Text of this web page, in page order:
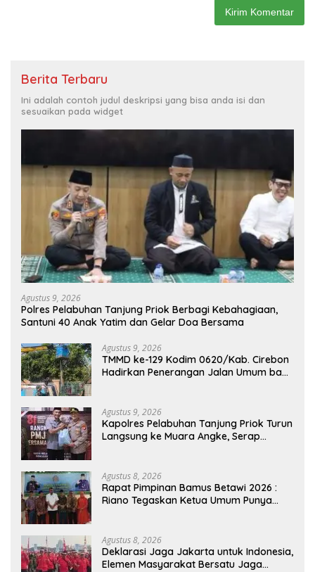
Berita Terbaru
Ini adalah contoh judul deskripsi yang bisa anda isi dan
sesuaikan pada widget
Agustus 9, 2026
Polres Pelabuhan Tanjung Priok Berbagi Kebahagiaan,
Santuni 40 Anak Yatim dan Gelar Doa Bersama
Agustus 9, 2026
TMMD ke-129 Kodim 0620/Kab. Cirebon
Hadirkan Penerangan Jalan Umum bagi
Agustus 9, 2026
Kapolres Pelabuhan Tanjung Priok Turun
Langsung ke Muara Angke, Serap
Agustus 8, 2026
Rapat Pimpinan Bamus Betawi 2026 :
Riano Tegaskan Ketua Umum Punya
Agustus 8, 2026
Deklarasi Jaga Jakarta untuk Indonesia,
Elemen Masyarakat Bersatu Jaga